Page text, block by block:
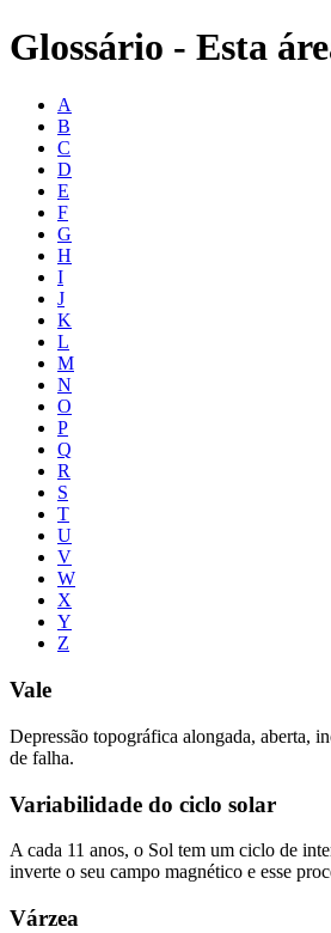
Glossário - Esta
A
B
C
D
E
F
G
H
I
J
K
L
M
N
O
P
Q
R
S
T
U
V
W
X
Y
Z
Vale
Depressão topográfica alongada, aberta,
de falha.
Variabilidade do ciclo solar
A cada 11 anos, o Sol tem um ciclo de
inverte o seu campo magnético e esse
Várzea